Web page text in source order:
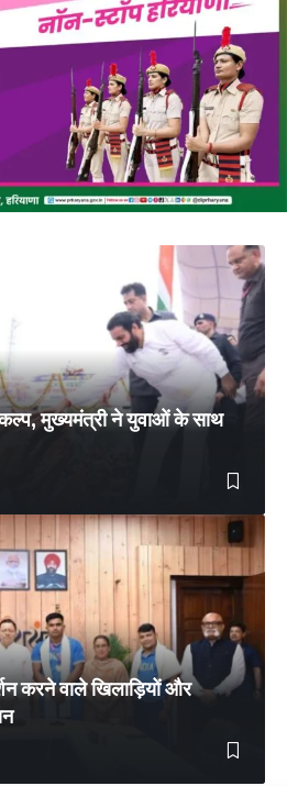
मुख्यमंत्री ने युवाओं के साथ
करने वाले खिलाड़ियों और